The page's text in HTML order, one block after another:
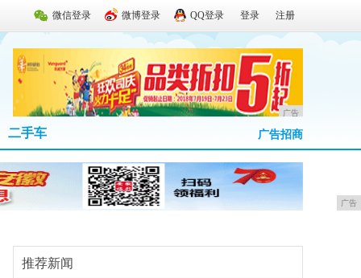
微信登录 微博登录 QQ登录 登录 注册
广告
二手车 广告招商
广告
推荐新闻